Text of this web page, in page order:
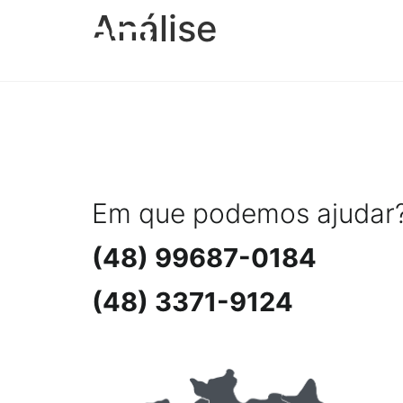
Análise
Em que podemos
(48) 99687-0184
(48) 3371-9124